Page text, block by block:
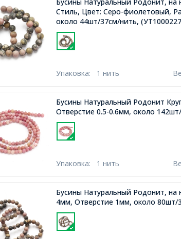
Стиль, Цвет: Серо-фиолетовый,
около 44шт/37см/нить,
Упаковка: 1 нить
Бусины Натуральный Родонит
Отверстие 0.5-0.6мм, около
Упаковка: 1 нить
Бусины Натуральный Родонит, на
4мм, Отверстие 1мм, около 80шт/